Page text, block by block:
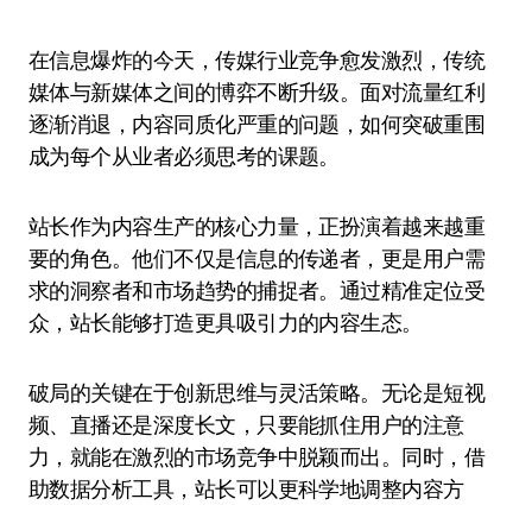
在信息爆炸的今天，传媒行业竞争愈发激烈，传统
媒体与新媒体之间的博弈不断升级。面对流量红利
逐渐消退，内容同质化严重的问题，如何突破重围
成为每个从业者必须思考的课题。
站长作为内容生产的核心力量，正扮演着越来越重
要的角色。他们不仅是信息的传递者，更是用户需
求的洞察者和市场趋势的捕捉者。通过精准定位受
众，站长能够打造更具吸引力的内容生态。
破局的关键在于创新思维与灵活策略。无论是短视
频、直播还是深度长文，只要能抓住用户的注意
力，就能在激烈的市场竞争中脱颖而出。同时，借
助数据分析工具，站长可以更科学地调整内容方